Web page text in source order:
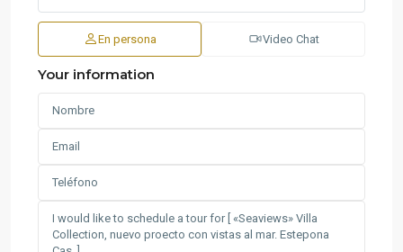
En persona Video Chat
Your information